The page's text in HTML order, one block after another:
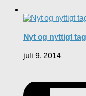
Nyt og nyttigt tag
juli 9, 2014